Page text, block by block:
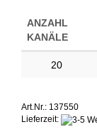
ANZAHL
KANÄLE
20
Art.Nr.: 137550
Lieferzeit: